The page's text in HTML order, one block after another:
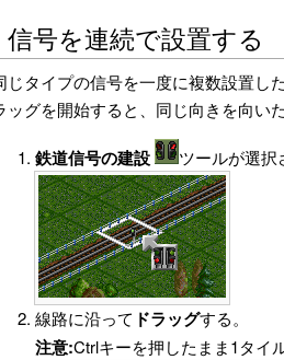
信号を連続で設置する
じタイプの信号を一度に複数設置し
ッグを開始すると、同じ向きを向い
鉄道信号の建設 ツールが選択
線路に沿って ドラッグする。
注意:Ctrlキーを押したまま1タイ